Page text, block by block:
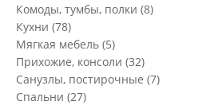
Комоды, тумбы, полки (8)
Кухни (78)
Мягкая мебель (5)
Прихожие, консоли (32)
Санузлы, постирочные (7)
Спальни (27)